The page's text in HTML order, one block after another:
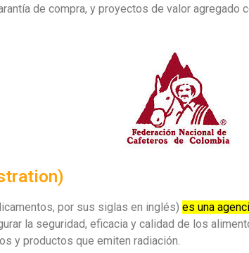
de compra, y proyectos de valor agregado
por sus siglas en inglés) es una
la seguridad, eficacia y calidad de los
y productos que emiten radiación.